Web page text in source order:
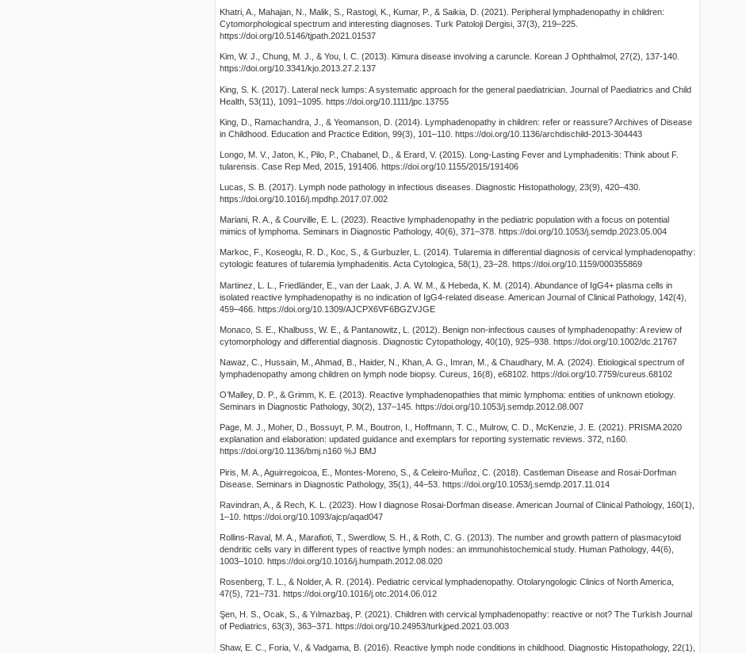
Khatri, A., Mahajan, N., Malik, S., Rastogi, K., Kumar, P., & Saikia, D. (2021). Peripheral lymphadenopathy in children:
Cytomorphological spectrum and interesting diagnoses. Turk Patoloji Dergisi, 37(3), 219–225.
https://doi.org/10.5146/tjpath.2021.01537
Kim, W. J., Chung, M. J., & You, I. C. (2013). Kimura disease involving a caruncle. Korean J Ophthalmol, 27(2), 137-140.
https://doi.org/10.3341/kjo.2013.27.2.137
King, S. K. (2017). Lateral neck lumps: A systematic approach for the general paediatrician. Journal of Paediatrics and Child
Health, 53(11), 1091–1095. https://doi.org/10.1111/jpc.13755
King, D., Ramachandra, J., & Yeomanson, D. (2014). Lymphadenopathy in children: refer or reassure? Archives of Disease
in Childhood. Education and Practice Edition, 99(3), 101–110. https://doi.org/10.1136/archdischild-2013-304443
Longo, M. V., Jaton, K., Pilo, P., Chabanel, D., & Erard, V. (2015). Long-Lasting Fever and Lymphadenitis: Think about F.
tularensis. Case Rep Med, 2015, 191406. https://doi.org/10.1155/2015/191406
Lucas, S. B. (2017). Lymph node pathology in infectious diseases. Diagnostic Histopathology, 23(9), 420–430.
https://doi.org/10.1016/j.mpdhp.2017.07.002
Mariani, R. A., & Courville, E. L. (2023). Reactive lymphadenopathy in the pediatric population with a focus on potential
mimics of lymphoma. Seminars in Diagnostic Pathology, 40(6), 371–378. https://doi.org/10.1053/j.semdp.2023.05.004
Markoc, F., Koseoglu, R. D., Koc, S., & Gurbuzler, L. (2014). Tularemia in differential diagnosis of cervical lymphadenopathy:
cytologic features of tularemia lymphadenitis. Acta Cytologica, 58(1), 23–28. https://doi.org/10.1159/000355869
Martinez, L. L., Friedländer, E., van der Laak, J. A. W. M., & Hebeda, K. M. (2014). Abundance of IgG4+ plasma cells in
isolated reactive lymphadenopathy is no indication of IgG4-related disease. American Journal of Clinical Pathology, 142(4),
459–466. https://doi.org/10.1309/AJCPX6VF6BGZVJGE
Monaco, S. E., Khalbuss, W. E., & Pantanowitz, L. (2012). Benign non-infectious causes of lymphadenopathy: A review of
cytomorphology and differential diagnosis. Diagnostic Cytopathology, 40(10), 925–938. https://doi.org/10.1002/dc.21767
Nawaz, C., Hussain, M., Ahmad, B., Haider, N., Khan, A. G., Imran, M., & Chaudhary, M. A. (2024). Etiological spectrum of
lymphadenopathy among children on lymph node biopsy. Cureus, 16(8), e68102. https://doi.org/10.7759/cureus.68102
O’Malley, D. P., & Grimm, K. E. (2013). Reactive lymphadenopathies that mimic lymphoma: entities of unknown etiology.
Seminars in Diagnostic Pathology, 30(2), 137–145. https://doi.org/10.1053/j.semdp.2012.08.007
Page, M. J., Moher, D., Bossuyt, P. M., Boutron, I., Hoffmann, T. C., Mulrow, C. D., McKenzie, J. E. (2021). PRISMA 2020
explanation and elaboration: updated guidance and exemplars for reporting systematic reviews. 372, n160.
https://doi.org/10.1136/bmj.n160 %J BMJ
Piris, M. A., Aguirregoicoa, E., Montes-Moreno, S., & Celeiro-Muñoz, C. (2018). Castleman Disease and Rosai-Dorfman
Disease. Seminars in Diagnostic Pathology, 35(1), 44–53. https://doi.org/10.1053/j.semdp.2017.11.014
Ravindran, A., & Rech, K. L. (2023). How I diagnose Rosai-Dorfman disease. American Journal of Clinical Pathology, 160(1),
1–10. https://doi.org/10.1093/ajcp/aqad047
Rollins-Raval, M. A., Marafioti, T., Swerdlow, S. H., & Roth, C. G. (2013). The number and growth pattern of plasmacytoid
dendritic cells vary in different types of reactive lymph nodes: an immunohistochemical study. Human Pathology, 44(6),
1003–1010. https://doi.org/10.1016/j.humpath.2012.08.020
Rosenberg, T. L., & Nolder, A. R. (2014). Pediatric cervical lymphadenopathy. Otolaryngologic Clinics of North America,
47(5), 721–731. https://doi.org/10.1016/j.otc.2014.06.012
Şen, H. S., Ocak, S., & Yılmazbaş, P. (2021). Children with cervical lymphadenopathy: reactive or not? The Turkish Journal
of Pediatrics, 63(3), 363–371. https://doi.org/10.24953/turkjped.2021.03.003
Shaw, E. C., Foria, V., & Vadgama, B. (2016). Reactive lymph node conditions in childhood. Diagnostic Histopathology, 22(1),